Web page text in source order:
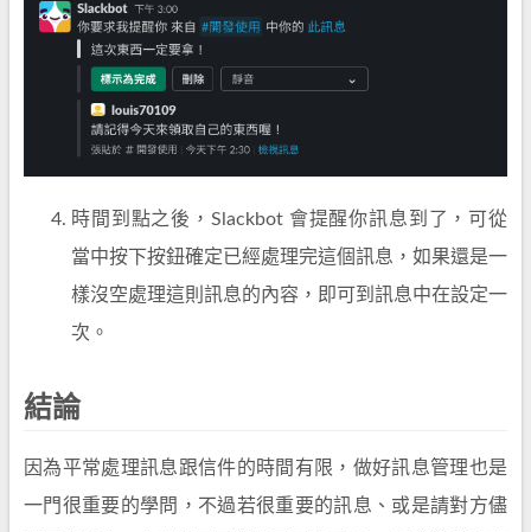
時間到點之後，Slackbot 會提醒你訊息到了，可從
當中按下按鈕確定已經處理完這個訊息，如果還是一
樣沒空處理這則訊息的內容，即可到訊息中在設定一
次。
結論
因為平常處理訊息跟信件的時間有限，做好訊息管理也是
一門很重要的學問，不過若很重要的訊息、或是請對方儘